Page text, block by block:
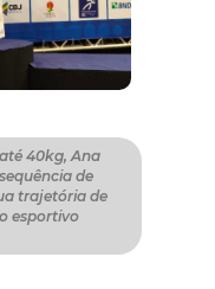
40kg, Ana
de
trajetória de
esportivo